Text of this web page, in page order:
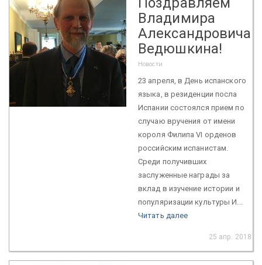
Владимира
Александровича
Ведюшкина!
Новости
23 апреля, в День испанского
языка, в резиденции посла
Испании состоялся прием по
случаю вручения от имени
короля Филипа VI орденов
российским испанистам.
Среди получивших
заслуженные награды за
вклад в изучение истории и
популяризации культуры И...
Читать далее
25 апр. 2018